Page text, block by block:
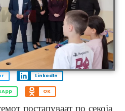
LinkedIn
OK
постапуваат по секоја